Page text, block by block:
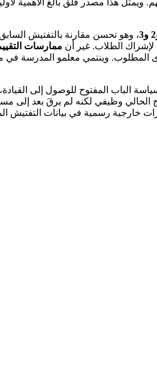
، وهو تحسن مقارنة بالتفتيش
لإشراك الطلاب. غير أن ممارسات
المطلوب. وينتمي معلمو المدرسة
الباب المفتوح للوصول إلى
وظيفي لكنه لم يرقَ بعد إلى
خارجية رسمية في بيانات التفتيش